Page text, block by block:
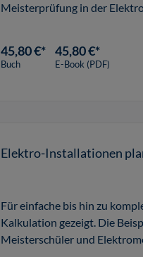
Meisterprüfung in der
45,80 €*
Buch
45,80 €*
E-Book (PDF)
Elektro-Installationen
Für einfache bis hin zu
Kalkulation gezeigt. Die
Meisterschüler und